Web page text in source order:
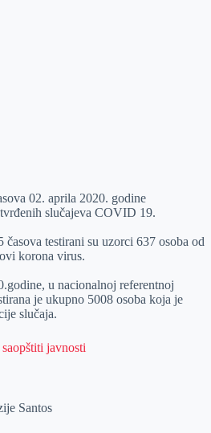
02. aprila 2020. godine
slučajeva COVID 19.
testirani su uzorci 637 osoba od
korona virus.
u nacionalnoj referentnoj
je ukupno 5008 osoba koja je
slučaja.
javnosti
Santos